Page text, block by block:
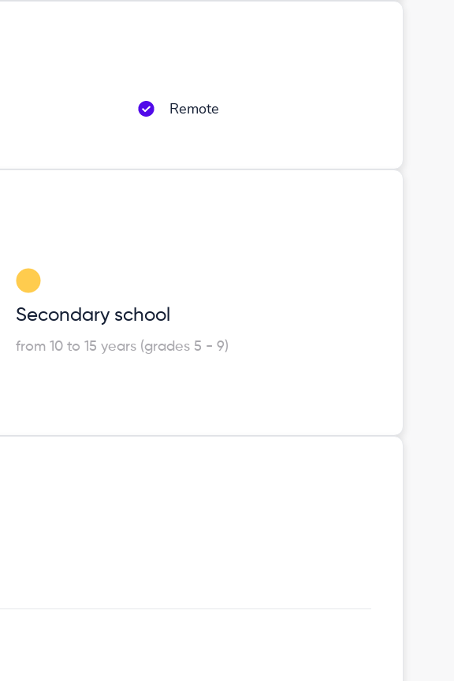
Remote
Secondary school
from 10 to 15 years (grades 5 - 9)